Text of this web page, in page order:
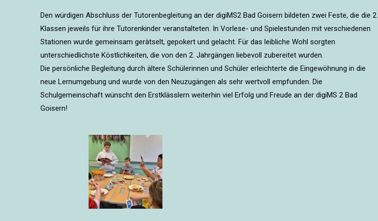
Den würdigen Abschluss der Tutorenbegleitung an der digiMS2 Bad Goisern bildeten zwei Feste, die die 2.
Klassen jeweils für ihre Tutorenkinder veranstalteten. In Vorlese- und Spielestunden mit verschiedenen
Stationen wurde gemeinsam gerätselt, gepokert und gelacht. Für das leibliche Wohl sorgten
unterschiedlichste Köstlichkeiten, die von den 2. Jahrgängen liebevoll zubereitet wurden.
Die persönliche Begleitung durch ältere Schülerinnen und Schüler erleichterte die Eingewöhnung in die
neue Lernumgebung und wurde von den Neuzugängen als sehr wertvoll empfunden. Die
Schulgemeinschaft wünscht den Erstklässlern weiterhin viel Erfolg und Freude an der digiMS 2 Bad
Goisern!